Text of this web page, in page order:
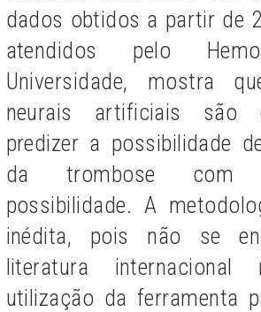
dados obtidos a partir de
atendidos pelo
Universidade, mostra
neurais artificiais são
predizer a possibilidade
da trombose com
possibilidade. A
inédita, pois não se
literatura internacional
utilização da ferramenta